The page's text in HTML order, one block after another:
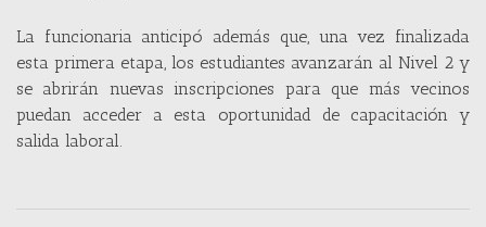
La funcionaria anticipó además que, una vez finalizada
esta primera etapa, los estudiantes avanzarán al Nivel 2 y
se abrirán nuevas inscripciones para que más vecinos
puedan acceder a esta oportunidad de capacitación y
salida laboral.